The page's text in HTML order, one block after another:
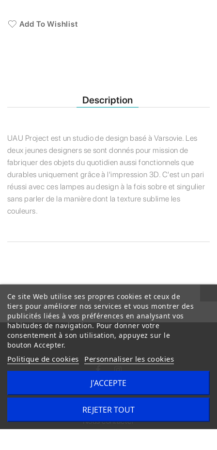
Add To Wishlist
Description
UAU Project est un studio de design basé à Varsovie. Les
deux jeunes designers se sont donnés pour mission de
fabriquer des objets du quotidien aussi fonctionnels que
durables uniquement grâce à l'impression 3D. C'est un pari
réussi avec ces lampes au design à la fois sobre et singulier
sans parler de la manière dont la texture sublime les
couleurs.
Conditions Générales de Vente
Nous contacter
Ce site Web utilise ses propres cookies et ceux de
tiers pour améliorer nos services et vous montrer des
publicités liées à vos préférences en analysant vos
habitudes de navigation. Pour donner votre
consentement à son utilisation, appuyez sur le
bouton Accepter.
Politique de cookies Personnaliser les cookies
REJETER TOUT
J'ACCEPTE